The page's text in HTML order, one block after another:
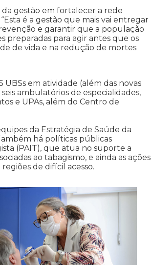
da gestão em fortalecer a rede
é a gestão que mais vai entregar
e garantir que a população
para agir antes que os
de vida e na redução de mortes
em atividade (além das novas
ambulatórios de especialidades,
e UPAs, além do Centro de
da Estratégia de Saúde da
há políticas públicas
(PAIT), que atua no suporte a
ao tabagismo, e ainda as ações
de difícil acesso.